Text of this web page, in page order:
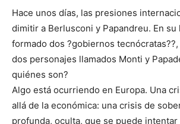
Hace unos días, las presiones
dimitir a Berlusconi y Papandreu. En su
formado dos ?gobiernos
dos personajes llamados Monti y
quiénes son?
Algo está ocurriendo en Europa. Una
allá de la económica: una crisis de
profunda, oculta, que se puede